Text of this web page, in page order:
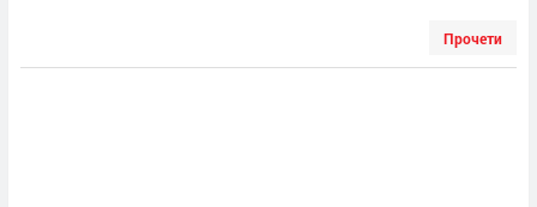
Прочети